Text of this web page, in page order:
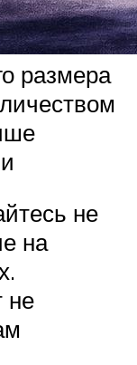
размера
не
на
не